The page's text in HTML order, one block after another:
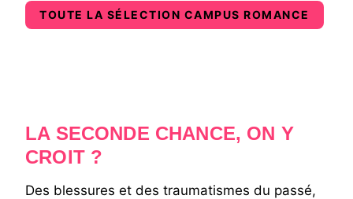
TOUTE LA SÉLECTION CAMPUS ROMANCE
LA SECONDE CHANCE, ON Y
CROIT ?
Des blessures et des traumatismes du passé,